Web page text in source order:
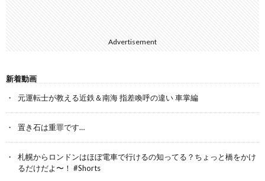
Advertisement
新着動画
元運転士が教える近鉄＆南海 指差喚呼の違い 車掌編
置き石は重罪です…
札幌からロンドンはほぼ電車で行けるの知ってる？ちょっと橋をかけ
るだけだよ〜！ #Shorts